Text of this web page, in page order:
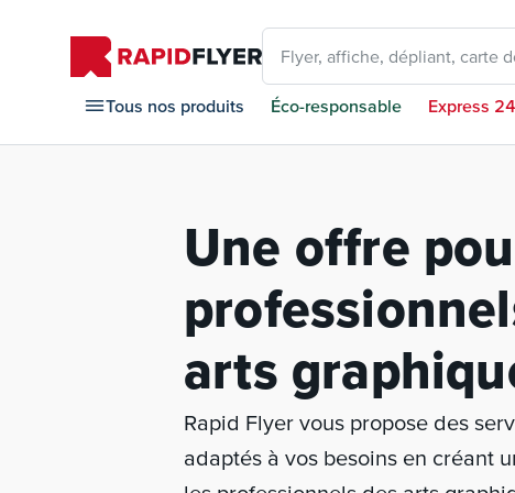
Flyer, affiche, dépliant, carte
Tous nos produits Éco-responsable Express
Une offre
arts
Rapid Flyer vous propose des
adaptés à vos besoins en créant